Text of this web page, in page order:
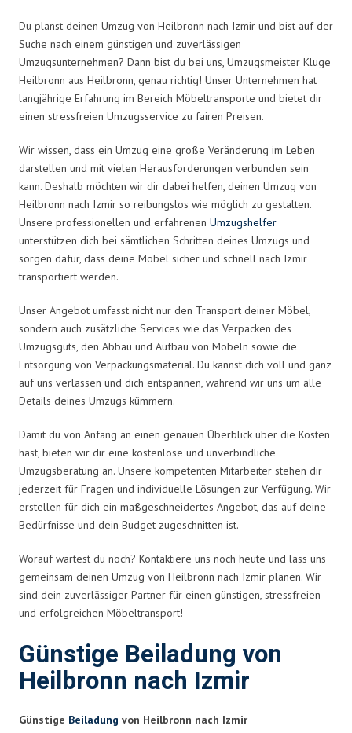
Du planst deinen Umzug von Heilbronn nach Izmir und bist auf der
Suche nach einem günstigen und zuverlässigen
Umzugsunternehmen? Dann bist du bei uns, Umzugsmeister Kluge
Heilbronn aus Heilbronn, genau richtig! Unser Unternehmen hat
langjährige Erfahrung im Bereich Möbeltransporte und bietet dir
einen stressfreien Umzugsservice zu fairen Preisen.
Wir wissen, dass ein Umzug eine große Veränderung im Leben
darstellen und mit vielen Herausforderungen verbunden sein
kann. Deshalb möchten wir dir dabei helfen, deinen Umzug von
Heilbronn nach Izmir so reibungslos wie möglich zu gestalten.
Unsere professionellen und erfahrenen Umzugshelfer
unterstützen dich bei sämtlichen Schritten deines Umzugs und
sorgen dafür, dass deine Möbel sicher und schnell nach Izmir
transportiert werden.
Unser Angebot umfasst nicht nur den Transport deiner Möbel,
sondern auch zusätzliche Services wie das Verpacken des
Umzugsguts, den Abbau und Aufbau von Möbeln sowie die
Entsorgung von Verpackungsmaterial. Du kannst dich voll und ganz
auf uns verlassen und dich entspannen, während wir uns um alle
Details deines Umzugs kümmern.
Damit du von Anfang an einen genauen Überblick über die Kosten
hast, bieten wir dir eine kostenlose und unverbindliche
Umzugsberatung an. Unsere kompetenten Mitarbeiter stehen dir
jederzeit für Fragen und individuelle Lösungen zur Verfügung. Wir
erstellen für dich ein maßgeschneidertes Angebot, das auf deine
Bedürfnisse und dein Budget zugeschnitten ist.
Worauf wartest du noch? Kontaktiere uns noch heute und lass uns
gemeinsam deinen Umzug von Heilbronn nach Izmir planen. Wir
sind dein zuverlässiger Partner für einen günstigen, stressfreien
und erfolgreichen Möbeltransport!
Günstige Beiladung von
Heilbronn nach Izmir
Günstige Beiladung von Heilbronn nach Izmir